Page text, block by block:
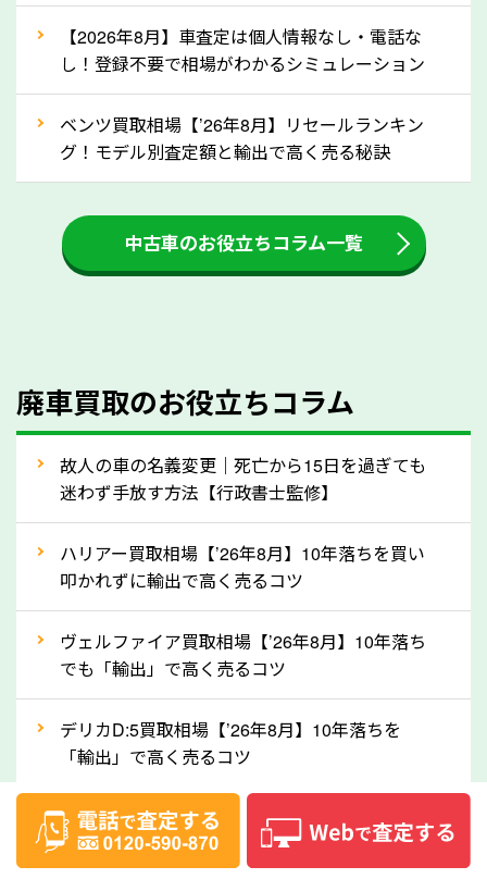
な車は早めに廃車手続きをしたほうが良いでしょう。
③自動車税の還付金の扱いについて確認し
ましょう！
車を廃車にすると、自動車税の還付金を受け取ること
ができる場合があります。廃車買取業者の中には、還
付金をお客様に返還しない業者もあります。廃車査定
をする際には、自動車税の還付金の返還があるかどう
かを確認するようにしてください。熊本県のソコカラ
人気の車種は廃車の状態でも、高価買取が可能です。
産車は高く買取が可能です。「廃車＝買取できない」
なら廃車の車も適正価格で買取できます。他社で買取
拒否となった車も価格がつく可能性があるので、諦め
ずに熊本県の「ソコカラ」にご相談ください。古い車
でも高価買取が可能なケースは珍しくないため、まず
はWebで簡単にできる無料査定をお試しください。
実績」で確認できます。
⑤車内の簡単な清掃で買取価格アップも！
しばらく乗っていない車は、車内のシートや座席の下
が汚れていることも多いです。シミや汚れが付着して
【2026年8月】車査定は個人情報なし・電話な
し！登録不要で相場がわかるシミュレーション
ベンツ買取相場【’26年8月】リセールランキン
グ！モデル別査定額と輸出で高く売る秘訣
中古車のお役立ちコラム一覧
廃車買取のお役立ちコラム
故人の車の名義変更｜死亡から15日を過ぎても
迷わず手放す方法【行政書士監修】
ハリアー買取相場【’26年8月】10年落ちを買い
叩かれずに輸出で高く売るコツ
ヴェルファイア買取相場【’26年8月】10年落ち
でも「輸出」で高く売るコツ
デリカD:5買取相場【’26年8月】10年落ちを
「輸出」で高く売るコツ
【2026年8月】車査定は個人情報なし・電話な
し！登録不要で相場がわかるシミュレーション